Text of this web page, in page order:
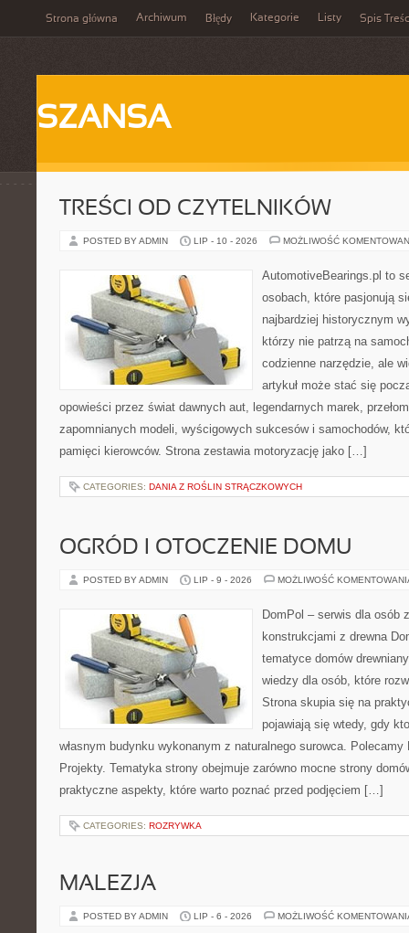
Strona główna Archiwum Błędy Kategorie Listy Spis
SZANSA
TREŚCI OD CZYTELNIKÓW
POSTED BY ADMIN LIP - 10 - 2026 MOŻLIWOŚĆ
AutomotiveBearings.pl to
osobach, które pasjonują
najbardziej historycznym
którzy nie patrzą na
codzienne narzędzie, ale
artykuł może stać się
opowieści przez świat dawnych aut, legendarnych marek,
zapomnianych modeli, wyścigowych sukcesów i samochodów,
pamięci kierowców. Strona zestawia motoryzację jako […]
CATEGORIES: DANIA Z ROŚLIN STRĄCZKOWYCH
OGRÓD I OTOCZENIE DOMU
POSTED BY ADMIN LIP - 9 - 2026 MOŻLIWOŚĆ
DomPol – serwis dla osób
konstrukcjami z drewna
tematyce domów
wiedzy dla osób, które
Strona skupia się na
pojawiają się wtedy, gdy
własnym budynku wykonanym z naturalnego surowca.
Projekty. Tematyka strony obejmuje zarówno mocne strony
praktyczne aspekty, które warto poznać przed podjęciem […]
CATEGORIES: ROZRYWKA
MALEZJA
POSTED BY ADMIN LIP - 6 - 2026 MOŻLIWOŚĆ